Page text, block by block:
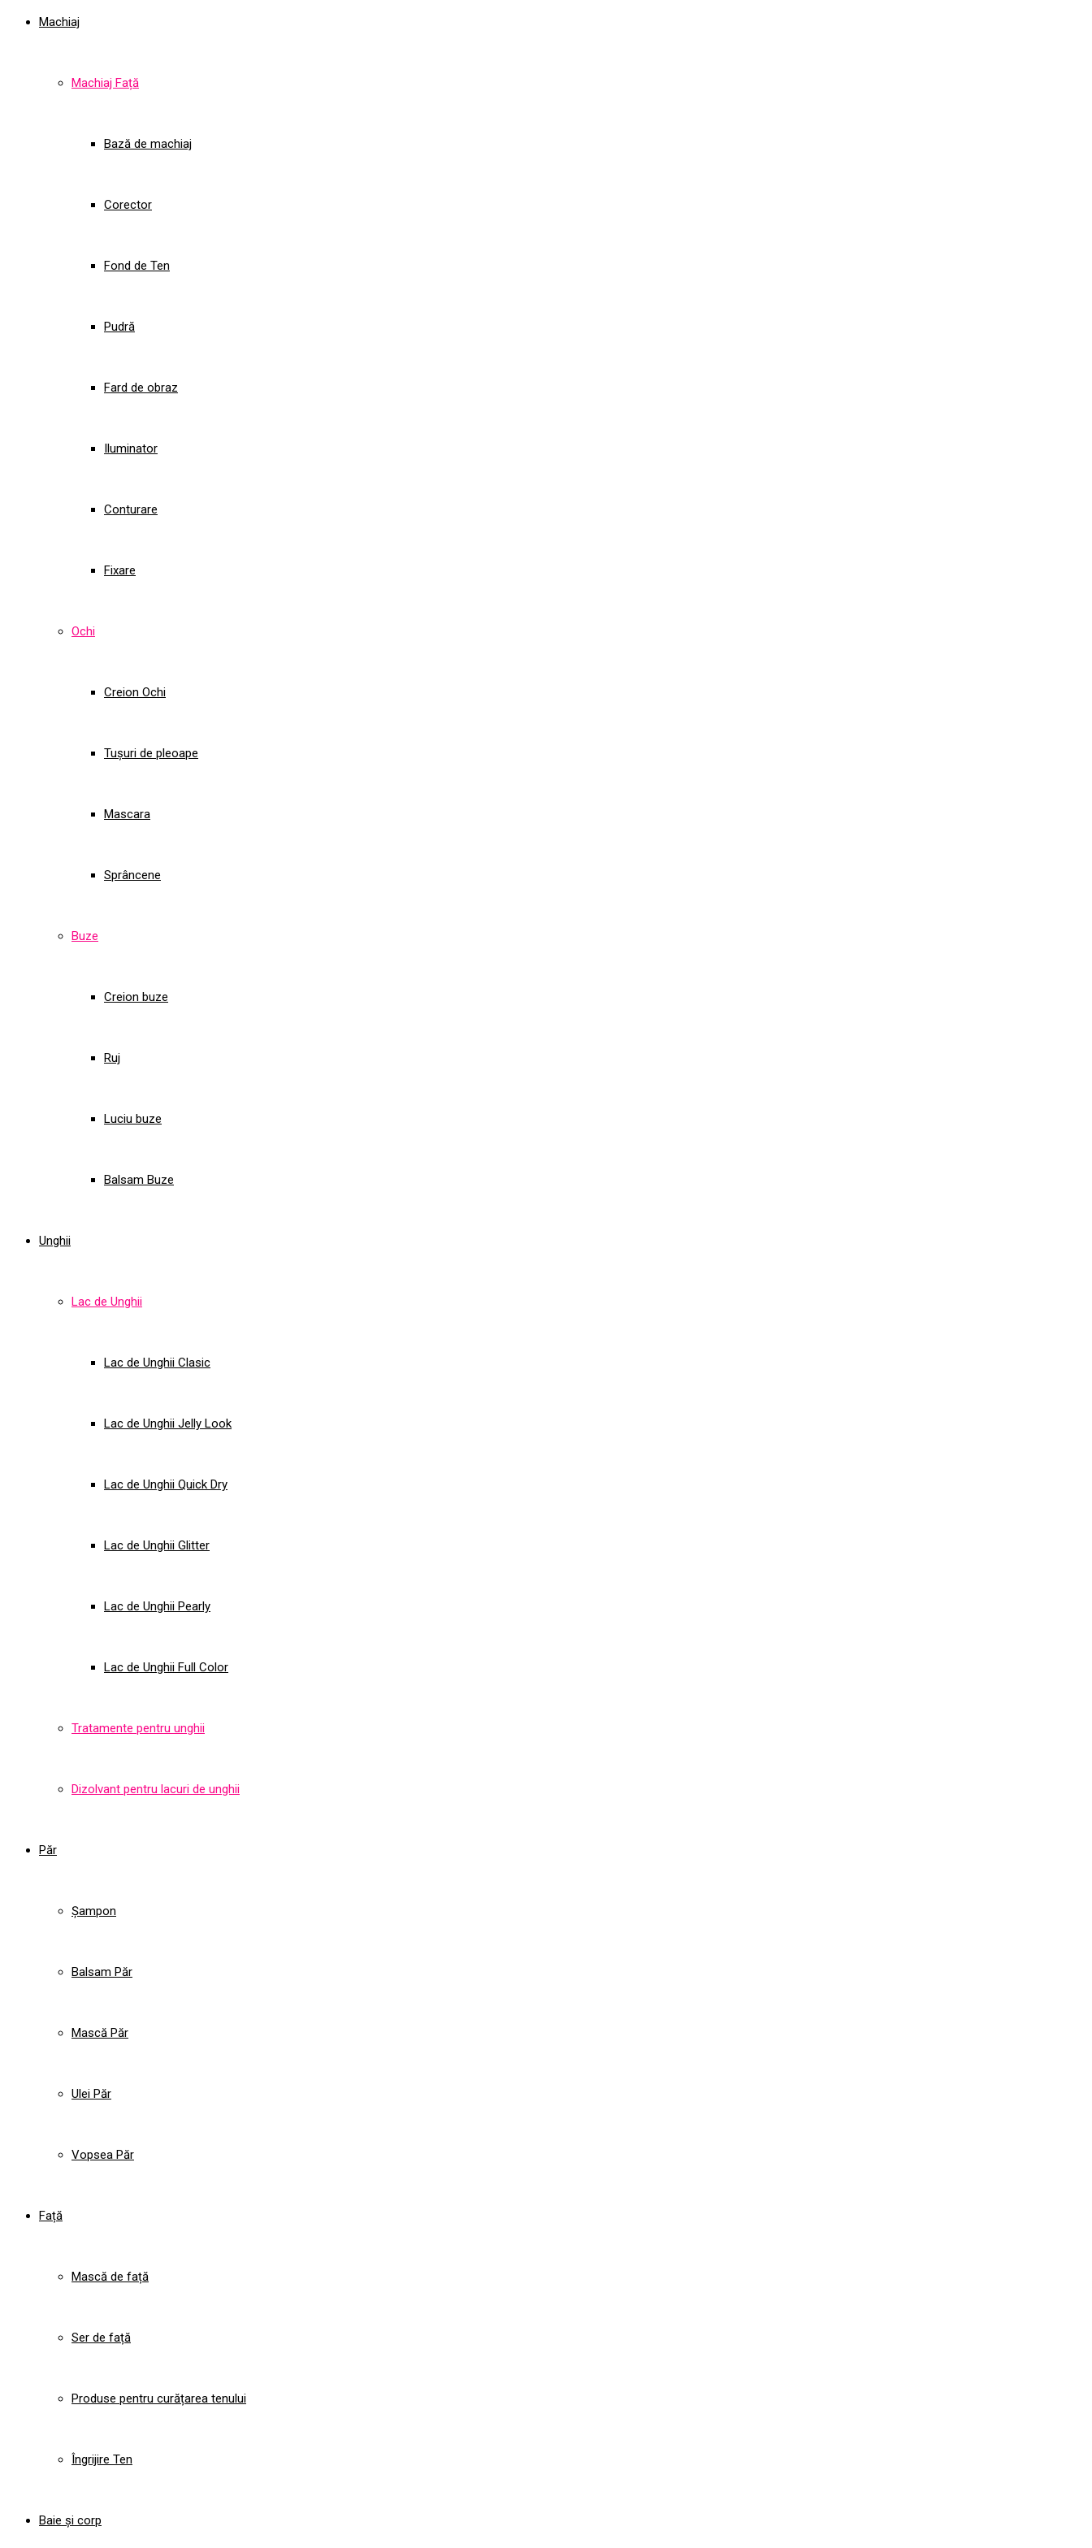
Machiaj
Machiaj Față
Bază de machiaj
Corector
Fond de Ten
Pudră
Fard de obraz
Iluminator
Conturare
Fixare
Ochi
Creion Ochi
Tușuri de pleoape
Mascara
Sprâncene
Buze
Creion buze
Ruj
Luciu buze
Balsam Buze
Unghii
Lac de Unghii
Lac de Unghii Clasic
Lac de Unghii Jelly Look
Lac de Unghii Quick Dry
Lac de Unghii Glitter
Lac de Unghii Pearly
Lac de Unghii Full Color
Tratamente pentru unghii
Dizolvant pentru lacuri de unghii
Păr
Șampon
Balsam Păr
Mască Păr
Ulei Păr
Vopsea Păr
Față
Mască de față
Ser de față
Produse pentru curățarea tenului
Îngrijire Ten
Baie și corp